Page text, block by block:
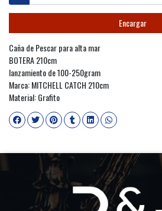
Encargar
Caña de Pescar para alta mar
BOTERA 210cm
lanzamiento de 100-250gram
Marca: MITCHELL CATCH 210cm
Material: Grafito